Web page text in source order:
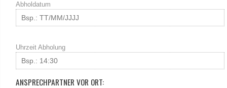
Abholdatum
Uhrzeit Abholung
ANSPRECHPARTNER VOR ORT: